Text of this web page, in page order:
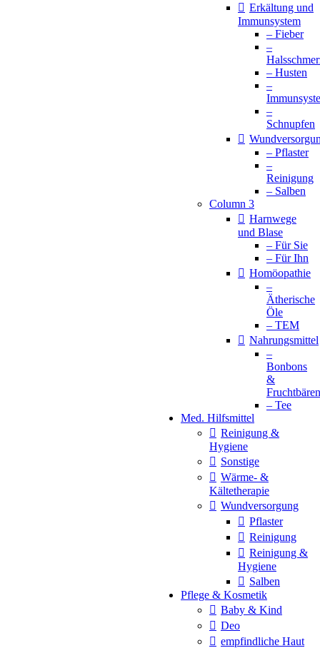
Erkältung und
Immunsystem
– Fieber
–
– Husten
–
–
Schnupfen
– Pflaster
–
Reinigung
– Salben
Column 3
Harnwege
und Blase
– Für Sie
– Für Ihn
Homöopathie
–
Ätherische
Öle
– TEM
Nahrungsmittel
–
Bonbons
&
Fruchtbären
– Tee
Med. Hilfsmittel
Reinigung &
Hygiene
Sonstige
Wärme- &
Kältetherapie
Wundversorgung
Pflaster
Reinigung
Reinigung &
Hygiene
Salben
Pflege & Kosmetik
Baby & Kind
Deo
empfindliche Haut